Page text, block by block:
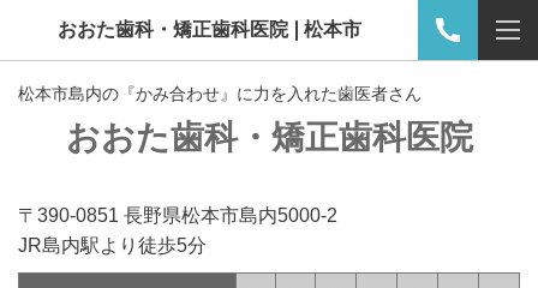
おおた歯科・矯正歯科医院❘松本市
松本市島内の『かみ合わせ』に力を入れた歯医者さん
おおた歯科・矯正歯科医院
〒390-0851 長野県松本市島内5000-2
JR島内駅より徒歩5分